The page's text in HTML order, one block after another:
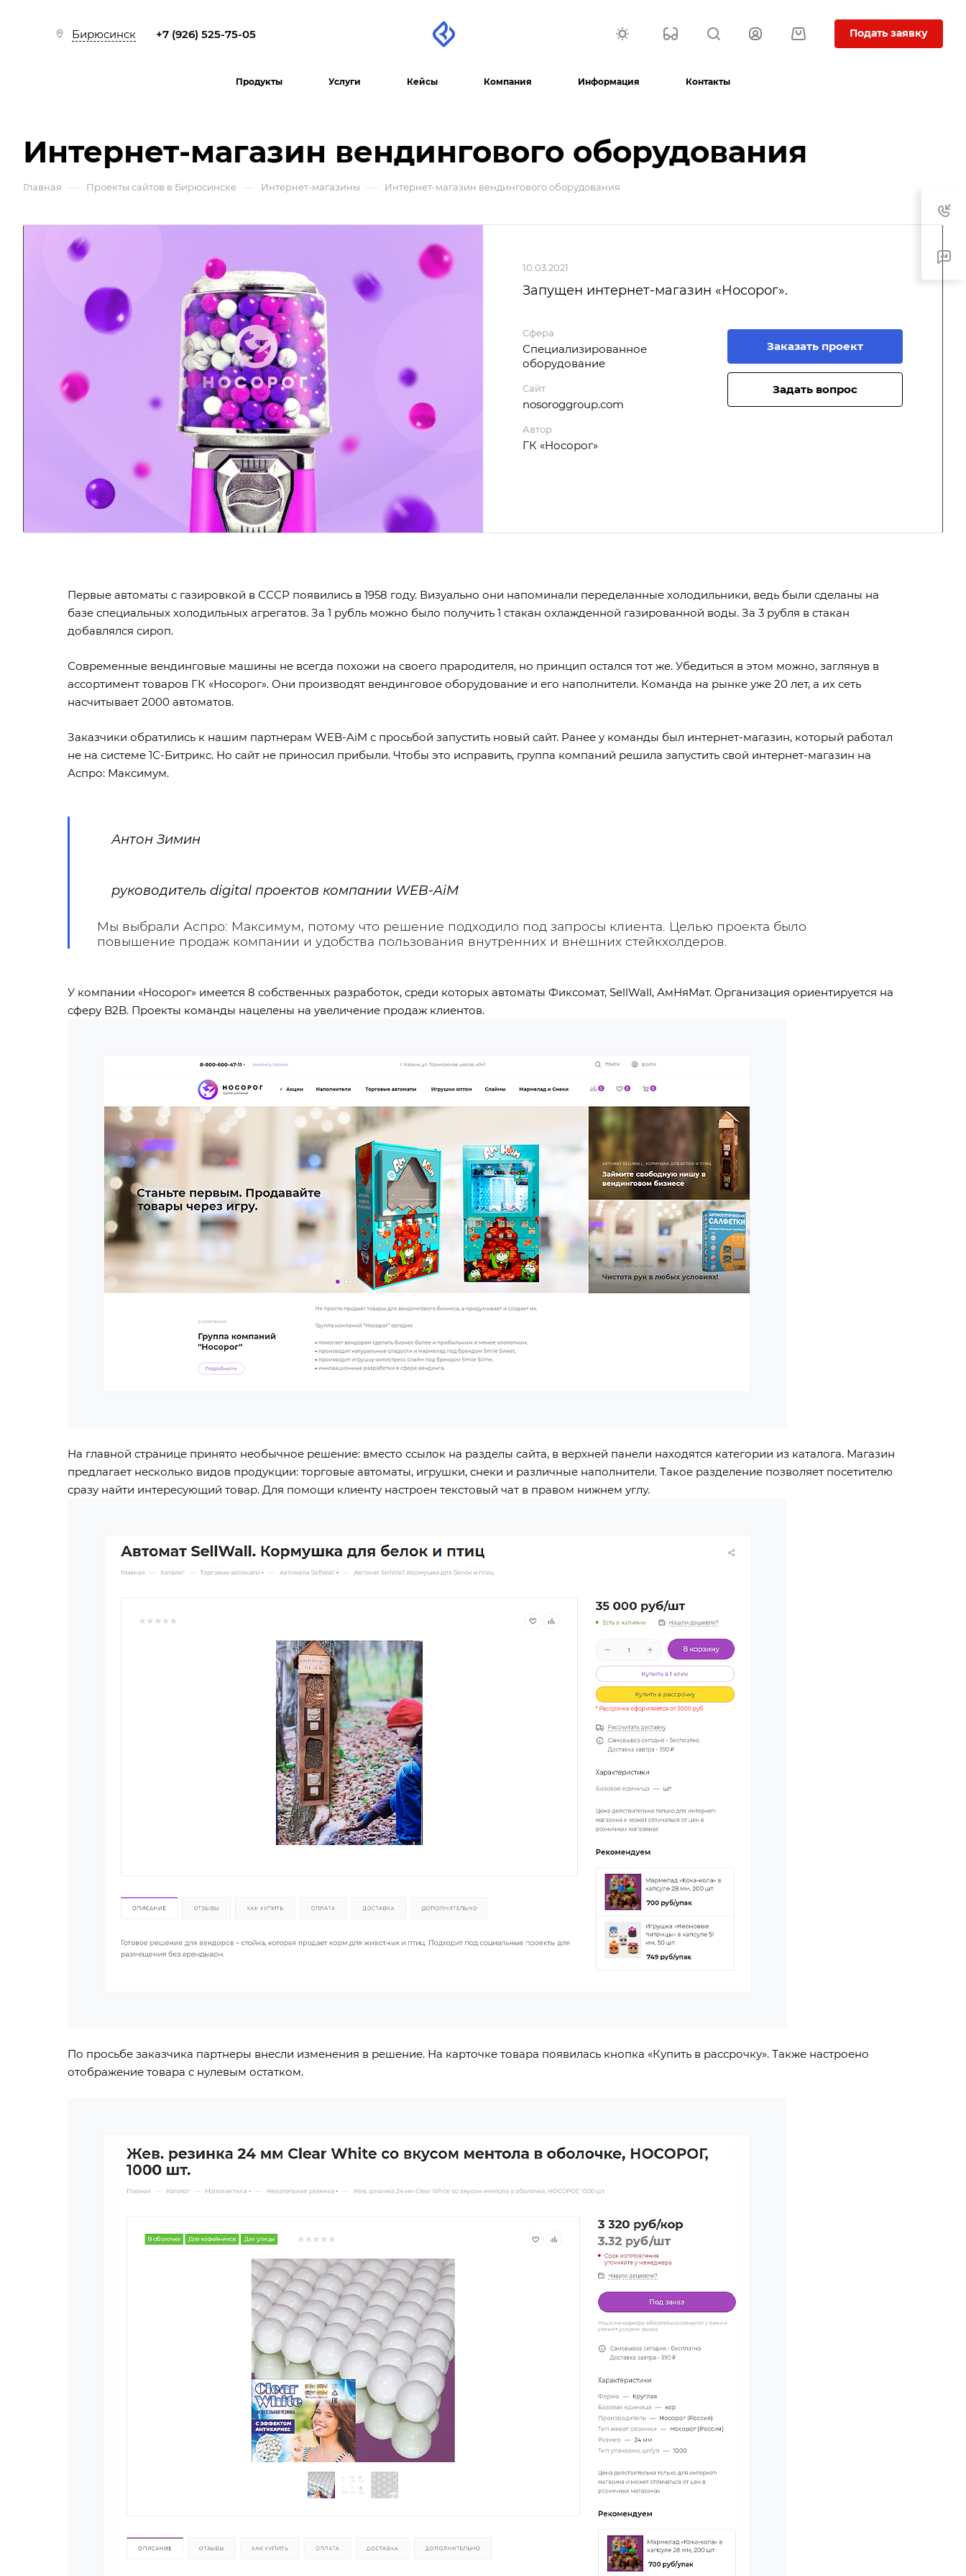
Бирюсинск +7 (926) 525-75-05 Подать заявку
Продукты Услуги Кейсы Компания Информация Контакты
Интернет-магазин вендингового оборудования
Главная — Проекты сайтов в Бирюсинске — Интернет-магазины — Интернет-магазин вендингового оборудования
10.03.2021
Запущен интернет-магазин «Носорог».
Сфера
Специализированное
оборудование
Сайт
nosoroggroup.com
Автор
ГК «Носорог»
Заказать проект
Задать вопрос
Первые автоматы с газировкой в СССР появились в 1958 году. Визуально они напоминали переделанные холодильники, ведь были сделаны на
базе специальных холодильных агрегатов. За 1 рубль можно было получить 1 стакан охлажденной газированной воды. За 3 рубля в стакан
добавлялся сироп.
Современные вендинговые машины не всегда похожи на своего прародителя, но принцип остался тот же. Убедиться в этом можно, заглянув в
ассортимент товаров ГК «Носорог». Они производят вендинговое оборудование и его наполнители. Команда на рынке уже 20 лет, а их сеть
насчитывает 2000 автоматов.
Заказчики обратились к нашим партнерам WEB-AiM с просьбой запустить новый сайт. Ранее у команды был интернет-магазин, который работал
не на системе 1С-Битрикс. Но сайт не приносил прибыли. Чтобы это исправить, группа компаний решила запустить свой интернет-магазин на
Аспро: Максимум.
Антон Зимин
руководитель digital проектов компании WEB-AiM
Мы выбрали Аспро: Максимум, потому что решение подходило под запросы клиента. Целью проекта было
повышение продаж компании и удобства пользования внутренних и внешних стейкхолдеров.
У компании «Носорог» имеется 8 собственных разработок, среди которых автоматы Фиксомат, SellWall, АмНяМат. Организация ориентируется на
сферу B2B. Проекты команды нацелены на увеличение продаж клиентов.
На главной странице принято необычное решение: вместо ссылок на разделы сайта, в верхней панели находятся категории из каталога. Магазин
предлагает несколько видов продукции: торговые автоматы, игрушки, снеки и различные наполнители. Такое разделение позволяет посетителю
сразу найти интересующий товар. Для помощи клиенту настроен текстовый чат в правом нижнем углу.
По просьбе заказчика партнеры внесли изменения в решение. На карточке товара появилась кнопка «Купить в рассрочку». Также настроено
отображение товара с нулевым остатком.